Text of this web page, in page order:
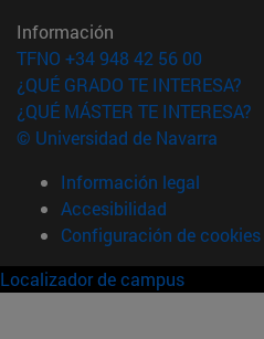
Información
TFNO +34 948 42 56 00
¿QUÉ GRADO TE INTERESA?
¿QUÉ MÁSTER TE INTERESA?
© Universidad de Navarra
Información legal
Accesibilidad
Configuración de cookies
Localizador de campus